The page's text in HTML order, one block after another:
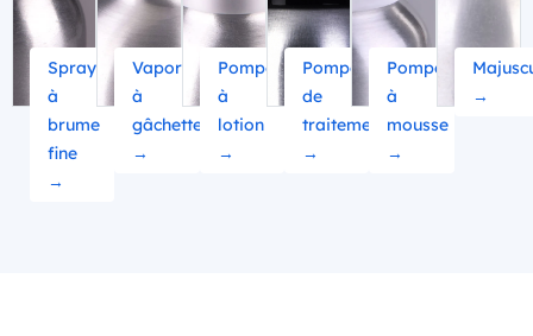
Spray
à
brume
fine
→
Vaporisateur
à
gâchette
→
Pompe
à
lotion
→
Pompe
de
traitement
→
Pompe
à
mousse
→
→